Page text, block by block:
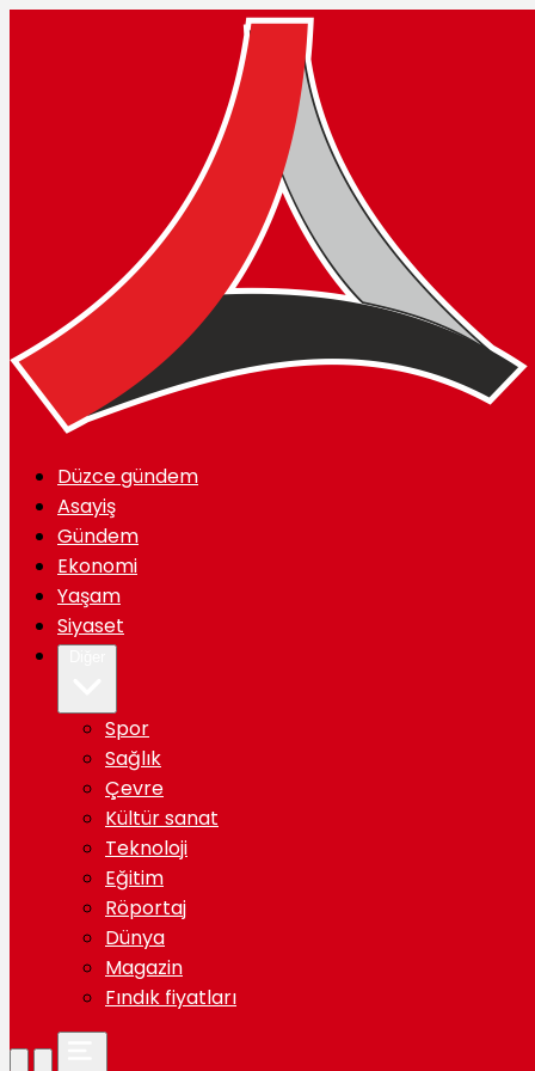
Düzce gündem
Asayiş
Gündem
Ekonomi
Yaşam
Siyaset
Spor
Sağlık
Çevre
Kültür sanat
Teknoloji
Eğitim
Röportaj
Dünya
Magazin
Fındık fiyatları